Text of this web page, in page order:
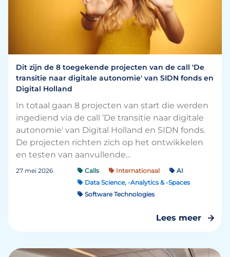
Dit zijn de 8 toegekende projecten van de call 'De
transitie naar digitale autonomie' van SIDN fonds en
Digital Holland
In totaal gaan 8 projecten van start die werden
ingediend via de call ‘De transitie naar digitale
autonomie' van Digital Holland en SIDN fonds.
De projecten richten zich op het ontwikkelen
en testen van aanvullende...
27 mei 2026 Calls Internationaal
AI
Data Science, -Analytics & -Spaces
Software Technologies
Lees meer